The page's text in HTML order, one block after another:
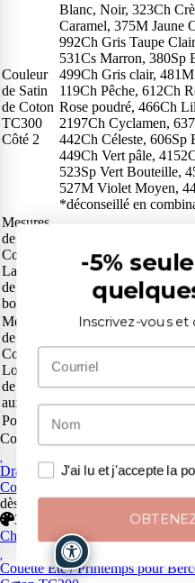
Couleur
de Satin
de Coton
TC300
Côté 2
Blanc, Noir, 323Ch
Caramel, 375M Jaune
992Ch Gris Taupe
531Cs Marron, 380Sp
499Ch Gris clair,
119Ch Pêche, 612Ch
Rose poudré, 466Ch
2197Ch Cyclamen,
442Ch Céleste, 606Sp
449Ch Vert pâle,
523Sp Vert Bouteille,
527M Violet Moyen,
*déconseillé en
Mesures
de la
Couette
Largeur
de bord à
bord
BB 110cm, BB
Mesures
de la
Couette
Longueur
de la tête
aux pieds
TP 180 cm
Poids
Hiver Lourd 350g/m²,
Complétez votre achat avec...
Draps pour Berceau et Poussette
Coton TC300
dès: 48,04€
37 coloris
Choisissez les options
Couette Eté / Printemps pour
-5%
Inscrivez-vous
J'ai lu et j'accepte la